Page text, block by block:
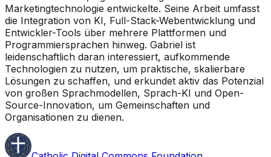
Marketingtechnologie entwickelte. Seine Arbeit umfasst
die Integration von KI, Full-Stack-Webentwicklung und
Entwickler-Tools über mehrere Plattformen und
Programmiersprachen hinweg. Gabriel ist
leidenschaftlich daran interessiert, aufkommende
Technologien zu nutzen, um praktische, skalierbare
Lösungen zu schaffen, und erkundet aktiv das Potenzial
von großen Sprachmodellen, Sprach-KI und Open-
Source-Innovation, um Gemeinschaften und
Organisationen zu dienen.